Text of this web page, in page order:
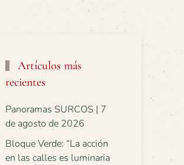
Artículos más
recientes
Panoramas SURCOS | 7
de agosto de 2026
Bloque Verde: “La acción
en las calles es luminaria